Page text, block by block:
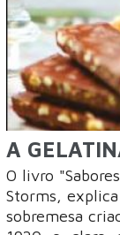
A
O livro
Storms,
sobremesa